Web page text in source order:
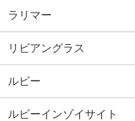
ラリマー
リビアングラス
ルビー
ルビーインゾイサイト